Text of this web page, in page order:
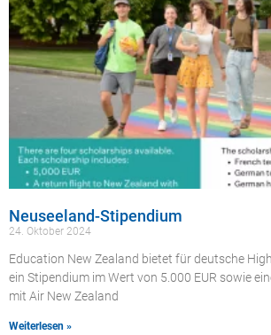
Neuseeland-Stipendium
24. Oktober 2024
Education New Zealand bietet für deutsche
ein Stipendium im Wert von 5.000 EUR sowie
mit Air New Zealand
Weiterlesen »